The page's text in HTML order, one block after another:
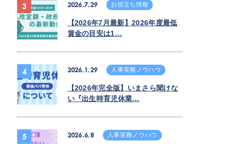
2026.7.29 お役立ち情報
【2026年7月最新】2026年度最低
賃金の目安は1…
3
2026.1.29 人事実務ノウハウ
【2026年完全版】いまさら聞けな
い『出生時育児休業…
4
2026.6.8 人事実務ノウハウ
5